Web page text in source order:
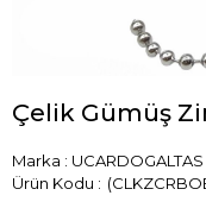
Çelik Gümüş
Marka : UCARDOGALTAS